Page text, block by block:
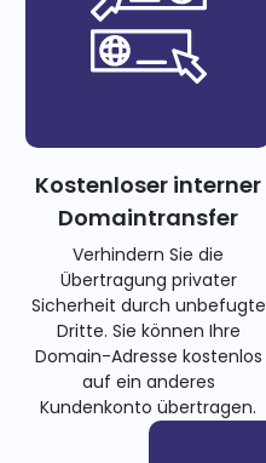
Kostenloser interner
Domaintransfer
Verhindern Sie die
Übertragung privater
Sicherheit durch unbefugte
Dritte. Sie können Ihre
Domain-Adresse kostenlos
auf ein anderes
Kundenkonto übertragen.